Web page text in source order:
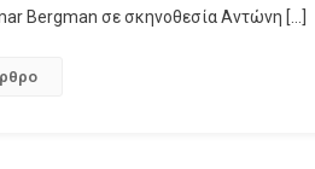
Bergman σε σκηνοθεσία Αντώνη […]